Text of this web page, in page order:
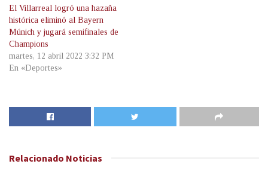
El Villarreal logró una hazaña
histórica eliminó al Bayern
Múnich y jugará semifinales de
Champions
martes, 12 abril 2022 3:32 PM
En «Deportes»
Relacionado Noticias